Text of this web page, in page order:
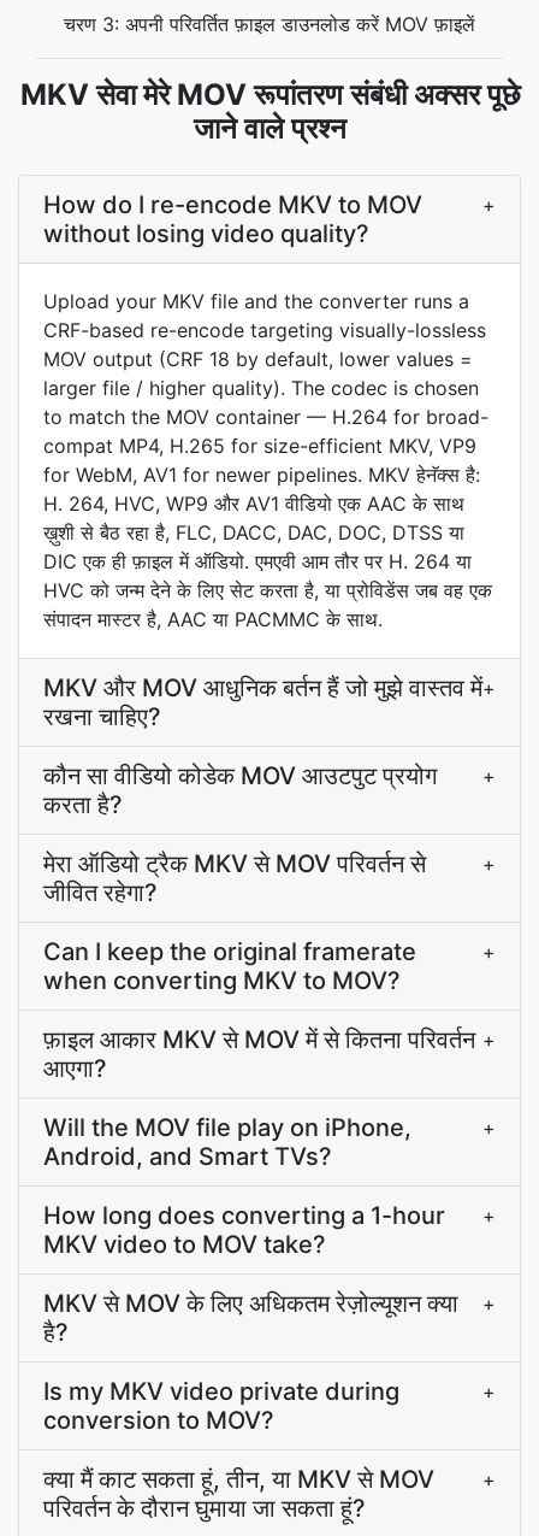
चरण 3: अपनी परिवर्तित फ़ाइल डाउनलोड करें MOV फ़ाइलें
MKV सेवा मेरे MOV रूपांतरण संबंधी अक्सर पूछे
जाने वाले प्रश्न
How do I re-encode MKV to MOV
without losing video quality?
+
Upload your MKV file and the converter runs a
CRF-based re-encode targeting visually-lossless
MOV output (CRF 18 by default, lower values =
larger file / higher quality). The codec is chosen
to match the MOV container — H.264 for broad-
compat MP4, H.265 for size-efficient MKV, VP9
for WebM, AV1 for newer pipelines. MKV हेनॅक्स है:
H. 264, HVC, WP9 और AV1 वीडियो एक AAC के साथ
ख़ुशी से बैठ रहा है, FLC, DACC, DAC, DOC, DTSS या
DIC एक ही फ़ाइल में ऑडियो. एमएवी आम तौर पर H. 264 या
HVC को जन्म देने के लिए सेट करता है, या प्रोविडेंस जब वह एक
संपादन मास्टर है, AAC या PACMMC के साथ.
MKV और MOV आधुनिक बर्तन हैं जो मुझे वास्तव में
रखना चाहिए?
+
कौन सा वीडियो कोडेक MOV आउटपुट प्रयोग
करता है?
+
मेरा ऑडियो ट्रैक MKV से MOV परिवर्तन से
जीवित रहेगा?
+
Can I keep the original framerate
when converting MKV to MOV?
+
फ़ाइल आकार MKV से MOV में से कितना परिवर्तन
आएगा?
+
Will the MOV file play on iPhone,
Android, and Smart TVs?
+
How long does converting a 1-hour
MKV video to MOV take?
+
MKV से MOV के लिए अधिकतम रेज़ोल्यूशन क्या
है?
+
Is my MKV video private during
conversion to MOV?
+
क्या मैं काट सकता हूं, तीन, या MKV से MOV
परिवर्तन के दौरान घुमाया जा सकता हूं?
+